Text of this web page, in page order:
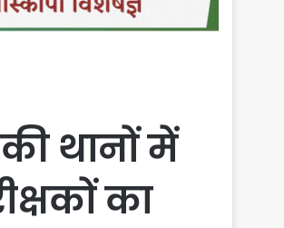
थानों में
का